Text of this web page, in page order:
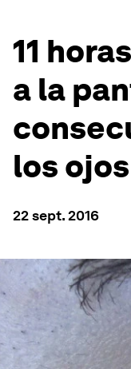
11
a la
los ojos
22 sept. 2016